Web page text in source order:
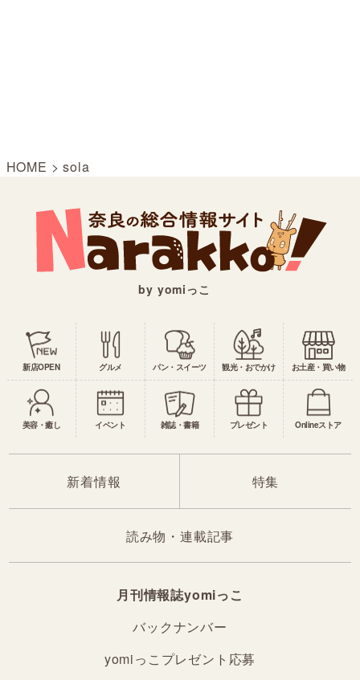
HOME >sola
by yomiっこ
新店OPEN グルメ パン・スイーツ 観光・おでかけ お土産・買い物
美容・癒し イベント 雑誌・書籍 プレゼント Onlineストア
新着情報 特集
読み物・連載記事
月刊情報誌yomiっこ
バックナンバー
yomiっこプレゼント応募